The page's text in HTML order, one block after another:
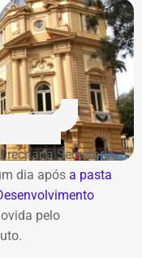
recriar a Secretaria
dia após a pasta
pelo